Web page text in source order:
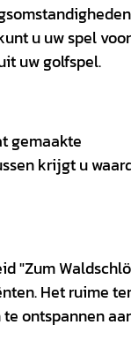
u uw spel
uw golfspel.
gemaakte
krijgt u
"Zum
Het ruime
ontspannen